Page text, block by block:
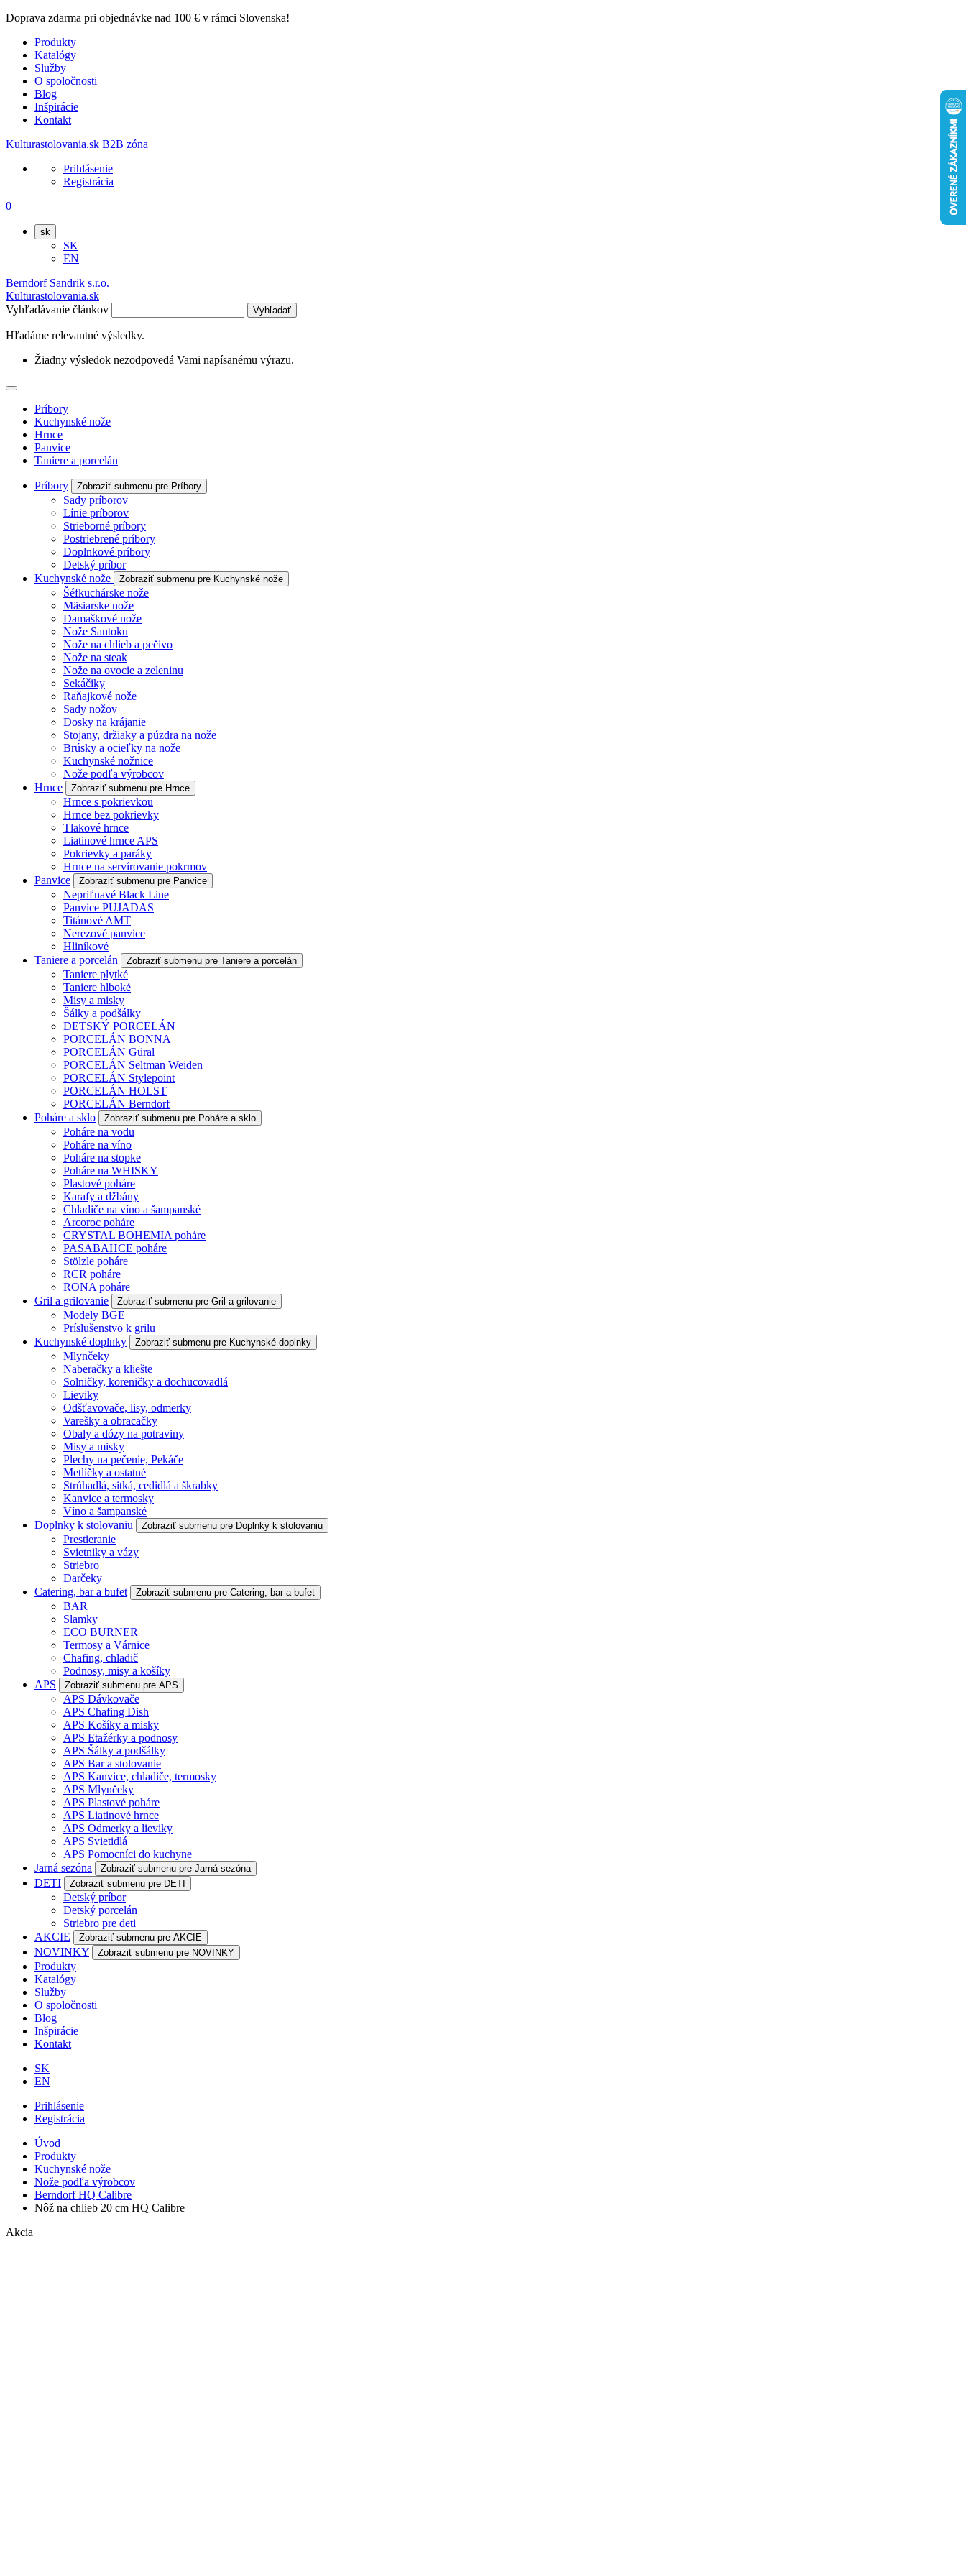
Doprava zdarma pri objednávke nad 100 € v rámci Slovenska!
Produkty
Katalógy
Služby
O spoločnosti
Blog
Inšpirácie
Kontakt
Kulturastolovania.sk B2B zóna
Prihlásenie
Registrácia
0
sk
SK
EN
Berndorf Sandrik s.r.o.
Kulturastolovania.sk
Vyhľadávanie článkov
Vyhľadať
Hľadáme relevantné výsledky.
Žiadny výsledok nezodpovedá Vami napísanému výrazu.
Príbory
Kuchynské nože
Hrnce
Panvice
Taniere a porcelán
Príbory Zobraziť submenu pre Príbory
Sady príborov
Línie príborov
Strieborné príbory
Postriebrené príbory
Doplnkové príbory
Detský príbor
Kuchynské nože
Zobraziť submenu pre Kuchynské nože
Šéfkuchárske nože
Mäsiarske nože
Damaškové nože
Nože Santoku
Nože na chlieb a pečivo
Nože na steak
Nože na ovocie a zeleninu
Sekáčiky
Raňajkové nože
Sady nožov
Dosky na krájanie
Stojany, držiaky a púzdra na nože
Brúsky a ocieľky na nože
Kuchynské nožnice
Nože podľa výrobcov
Hrnce
Zobraziť submenu pre Hrnce
Hrnce s pokrievkou
Hrnce bez pokrievky
Tlakové hrnce
Liatinové hrnce APS
Pokrievky a paráky
Hrnce na servírovanie pokrmov
Panvice
Zobraziť submenu pre Panvice
Nepriľnavé Black Line
Panvice PUJADAS
Titánové AMT
Nerezové panvice
Hliníkové
Taniere a porcelán
Zobraziť submenu pre Taniere a porcelán
Taniere plytké
Taniere hlboké
Misy a misky
Šálky a podšálky
DETSKÝ PORCELÁN
PORCELÁN BONNA
PORCELÁN Güral
PORCELÁN Seltman Weiden
PORCELÁN Stylepoint
PORCELÁN HOLST
PORCELÁN Berndorf
Poháre a sklo
Zobraziť submenu pre Poháre a sklo
Poháre na vodu
Poháre na víno
Poháre na stopke
Poháre na WHISKY
Plastové poháre
Karafy a džbány
Chladiče na víno a šampanské
Arcoroc poháre
CRYSTAL BOHEMIA poháre
PASABAHCE poháre
Stölzle poháre
RCR poháre
RONA poháre
Gril a grilovanie
Zobraziť submenu pre Gril a grilovanie
Modely BGE
Príslušenstvo k grilu
Kuchynské doplnky
Zobraziť submenu pre Kuchynské doplnky
Mlynčeky
Naberačky a kliešte
Solničky, koreničky a dochucovadlá
Lieviky
Odšťavovače, lisy, odmerky
Varešky a obracačky
Obaly a dózy na potraviny
Misy a misky
Plechy na pečenie, Pekáče
Metličky a ostatné
Strúhadlá, sitká, cedidlá a škrabky
Kanvice a termosky
Víno a šampanské
Doplnky k stolovaniu
Zobraziť submenu pre Doplnky k stolovaniu
Prestieranie
Svietniky a vázy
Striebro
Darčeky
Catering, bar a bufet
Zobraziť submenu pre Catering, bar a bufet
BAR
Slamky
ECO BURNER
Termosy a Várnice
Chafing, chladič
Podnosy, misy a košíky
APS
Zobraziť submenu pre APS
APS Dávkovače
APS Chafing Dish
APS Košíky a misky
APS Etažérky a podnosy
APS Šálky a podšálky
APS Bar a stolovanie
APS Kanvice, chladiče, termosky
APS Mlynčeky
APS Plastové poháre
APS Liatinové hrnce
APS Odmerky a lieviky
APS Svietidlá
APS Pomocníci do kuchyne
Jarná sezóna
Zobraziť submenu pre Jarná sezóna
DETI Zobraziť submenu pre DETI
Detský príbor
Detský porcelán
Striebro pre deti
AKCIE
Zobraziť submenu pre AKCIE
NOVINKY Zobraziť submenu pre NOVINKY
Produkty
Katalógy
Služby
O spoločnosti
Blog
Inšpirácie
Kontakt
SK
EN
Prihlásenie
Registrácia
Úvod
Produkty
Kuchynské nože
Nože podľa výrobcov
Berndorf HQ Calibre
Nôž na chlieb 20 cm HQ Calibre
Akcia